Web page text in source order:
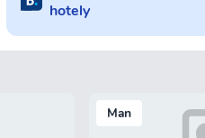
hotely
Man